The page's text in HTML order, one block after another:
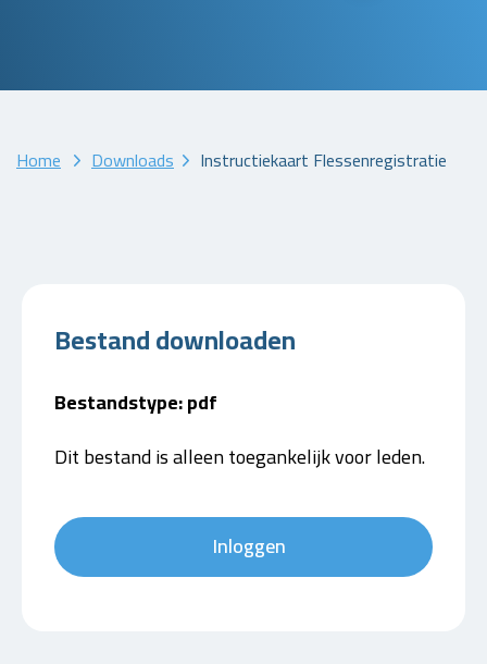
Home Downloads Instructiekaart Flessenregistratie
Bestand downloaden
Bestandstype: pdf
Dit bestand is alleen toegankelijk voor leden.
Inloggen